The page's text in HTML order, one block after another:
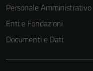
Personale Amministrativo
Enti e Fondazioni
Documenti e Dati